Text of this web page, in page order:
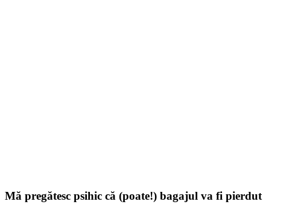
Mă pregătesc psihic că (poate!) bagajul va fi pierdut